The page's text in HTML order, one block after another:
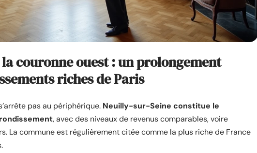
couronne ouest : un prolongement
riches de Paris
pas au périphérique. Neuilly-sur-Seine constitue le
, avec des niveaux de revenus comparables, voire
La commune est régulièrement citée comme la plus riche de France